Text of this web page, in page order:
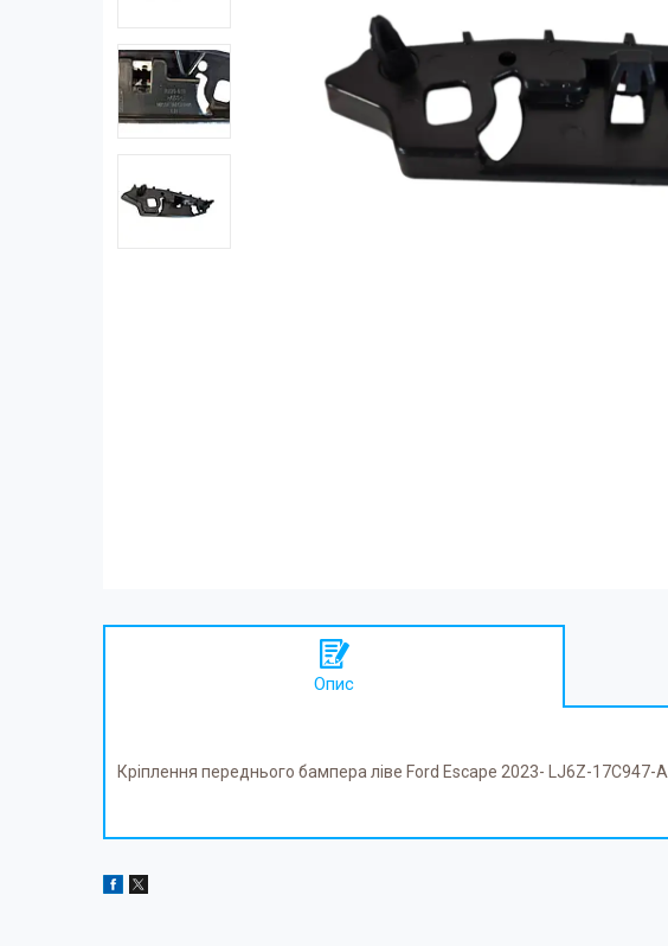
Опис
Кріплення переднього бампера ліве Ford Escape 2023- LJ6Z-17C947-A